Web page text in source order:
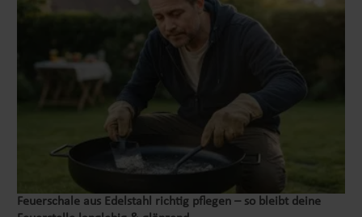
Feuerschale aus Edelstahl richtig pflegen – so bleibt deine